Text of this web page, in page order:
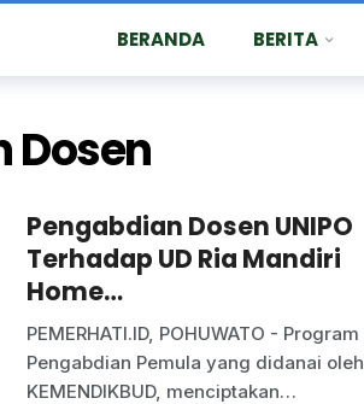
BERANDA BERITA
Dosen
Pengabdian Dosen UNIPO
Terhadap UD Ria Mandiri
Home…
PEMERHATI.ID, POHUWATO - Program
Pengabdian Pemula yang didanai oleh
KEMENDIKBUD, menciptakan…